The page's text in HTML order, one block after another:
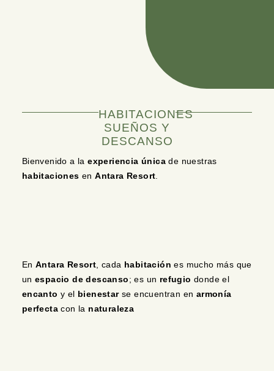
HABITACIONES
SUEÑOS Y
DESCANSO
Bienvenido a laexperiencia única de nuestras
habitaciones enAntara Resort
EnAntara Resort , cada habitación es mucho más que
unespacio de descanso; es un refugio donde el
encanto y el bienestarse encuentran en armonía
perfecta con la naturaleza